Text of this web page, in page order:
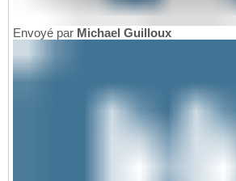
Envoyé par Michael Guilloux